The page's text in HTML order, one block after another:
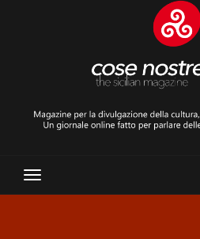
Toggle
Navigation